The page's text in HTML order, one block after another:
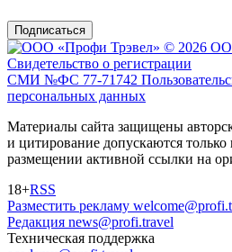
Подписаться
© 2026
Свидетельство о регистрации
СМИ №ФС 77-71742
персональных данных
Материалы сайта защищены
и цитирование допускаются
размещении активной ссылки на
18+RSS
Разместить рекламу
Редакция news@profi.travel
Техническая поддержка